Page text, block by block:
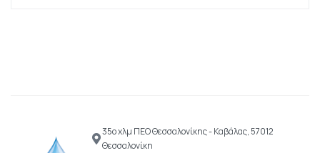
35ο χλμ ΠΕΟ Θεσσαλονίκης - Καβάλας, 57012
Θεσσαλονίκη